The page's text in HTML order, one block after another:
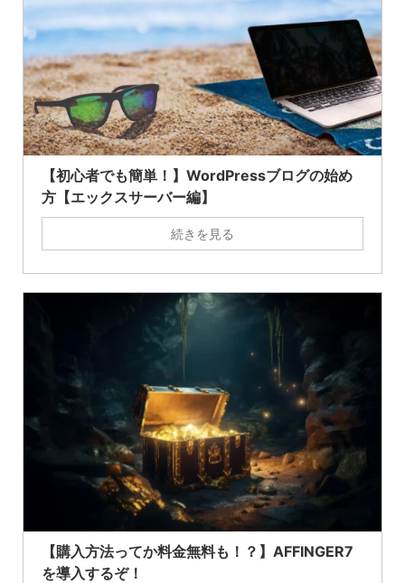
【初心者でも簡単！】WordPressブログの始め
方【エックスサーバー編】
続きを見る
【購入方法ってか料金無料も！？】AFFINGER7
を導入するぞ！